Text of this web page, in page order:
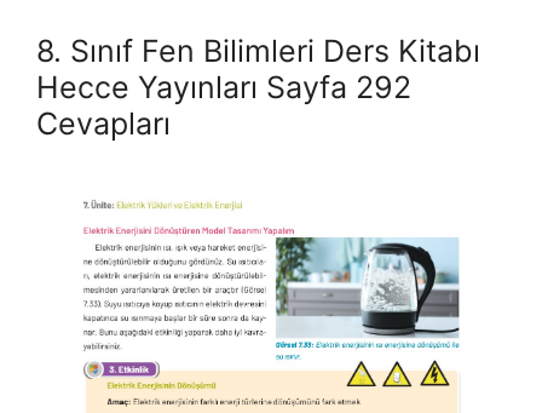
8. Sınıf Fen Bilimleri Ders Kitabı
Hecce Yayınları Sayfa 292
Cevapları